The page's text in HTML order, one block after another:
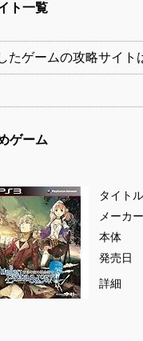
ト一覧
たゲームの攻略サイト
ゲーム
タイトル
メーカー
本体
発売日
詳細